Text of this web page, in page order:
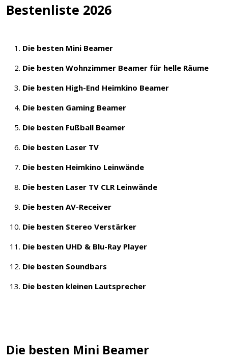
Bestenliste 2026
Die besten Mini Beamer
Die besten Wohnzimmer Beamer für helle Räume
Die besten High-End Heimkino Beamer
Die besten Gaming Beamer
Die besten Fußball Beamer
Die besten Laser TV
Die besten Heimkino Leinwände
Die besten Laser TV CLR Leinwände
Die besten AV-Receiver
Die besten Stereo Verstärker
Die besten UHD & Blu-Ray Player
Die besten Soundbars
Die besten kleinen Lautsprecher
Die besten Mini Beamer